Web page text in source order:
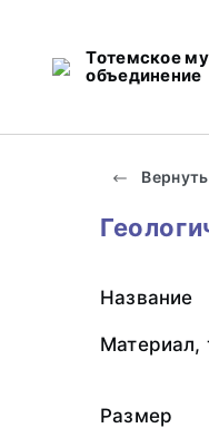
Тотемское
объединение
Название
Материал,
Размер